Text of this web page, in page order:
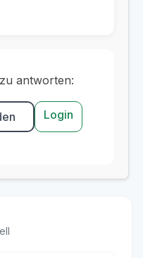
antworten:
Login